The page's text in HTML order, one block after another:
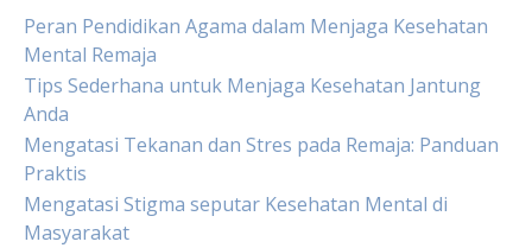
Peran Pendidikan Agama dalam Menjaga Kesehatan
Mental Remaja
Tips Sederhana untuk Menjaga Kesehatan Jantung
Anda
Mengatasi Tekanan dan Stres pada Remaja: Panduan
Praktis
Mengatasi Stigma seputar Kesehatan Mental di
Masyarakat